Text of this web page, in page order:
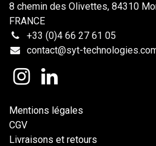
8 chemin des Olivettes, 84310
FRANCE
+33 (0)4 66 27 61 05
contact@syt-
Mentions légales
CGV
Livraisons et retours